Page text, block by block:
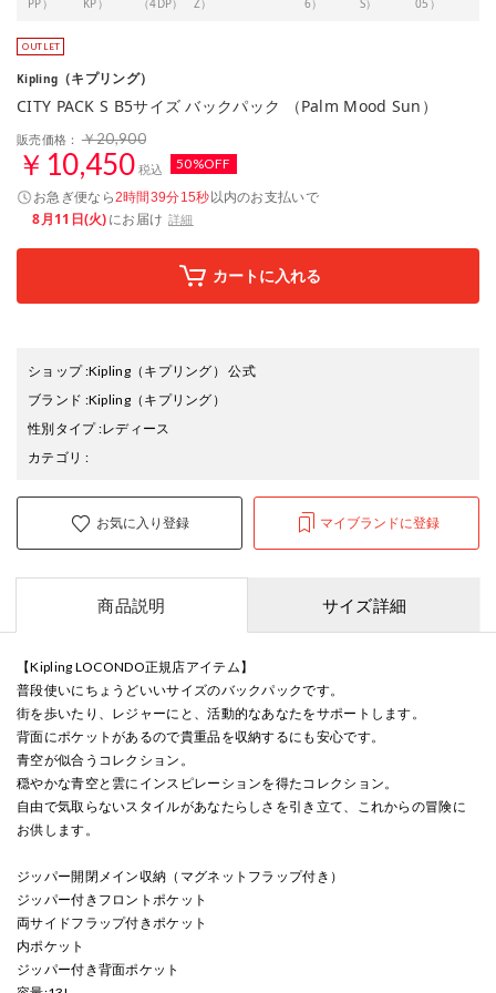
Kipling （キプリング）
CITY PACK S B5サイズ バックパック （Palm Mood Sun）
販売価格： ￥20,900
￥10,450 税込 50%OFF
お急ぎ便なら2時間39分14秒以内のお支払いで
8月11日(火)にお届け 詳細
カートに入れる
ショップ:Kipling（キプリング） 公式
ブランド :Kipling（キプリング）
性別タイプ:レディース
カテゴリ :
お気に入り登録 マイブランドに登録
商品説明 サイズ詳細
【Kipling LOCONDO正規店アイテム】
普段使いにちょうどいいサイズのバックパックです。
街を歩いたり、レジャーにと、活動的なあなたをサポートします。
背面にポケットがあるので貴重品を収納するにも安心です。
青空が似合うコレクション。
穏やかな青空と雲にインスピレーションを得たコレクション。
自由で気取らないスタイルがあなたらしさを引き立て、これからの冒険に
お供します。
ジッパー開閉メイン収納（マグネットフラップ付き）
ジッパー付きフロントポケット
両サイドフラップ付きポケット
内ポケット
ジッパー付き背面ポケット